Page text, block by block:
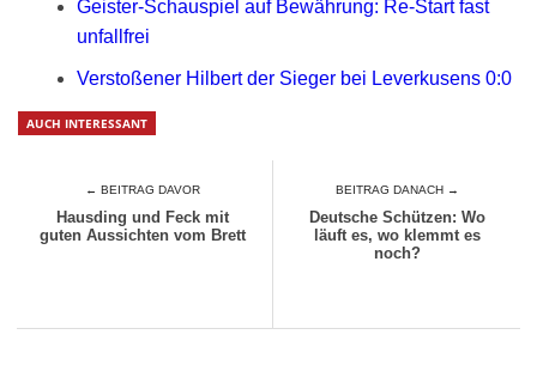
Geister-Schauspiel auf Bewährung: Re-Start fast
unfallfrei
Verstoßener Hilbert der Sieger bei Leverkusens 0:0
AUCH INTERESSANT
← BEITRAG DAVOR
Hausding und Feck mit
guten Aussichten vom Brett
BEITRAG DANACH →
Deutsche Schützen: Wo
läuft es, wo klemmt es
noch?